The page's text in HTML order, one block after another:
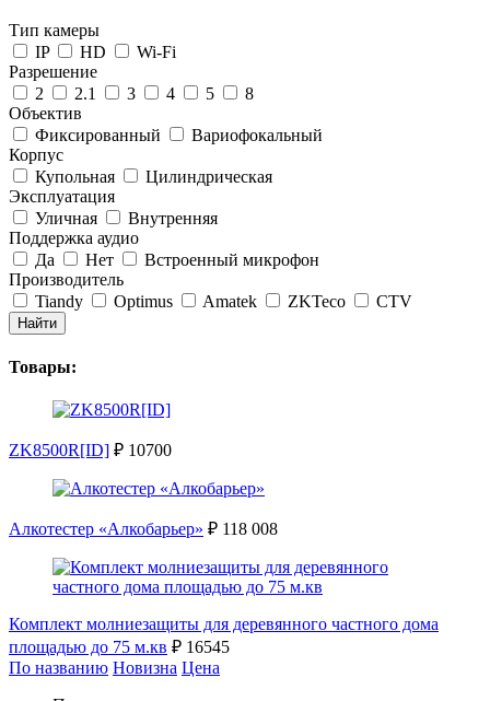
Тип камеры
IP
HD
Wi-Fi
Разрешение
2
2.1 3 4 5
8
Объектив
Фиксированный
Вариофокальный
Корпус
Купольная
Цилиндрическая
Эксплуатация
Уличная
Внутренняя
Поддержка аудио
Да
Нет
Встроенный микрофон
Производитель
Tiandy
Optimus Amatek ZKTeco CTV
Найти
Товары:
ZK8500R[ID] ₽ 10700
Алкотестер «Алкобарьер» ₽ 118 008
Комплект молниезащиты для деревянного частного дома
площадью до 75 м.кв ₽ 16545
По названию Новизна Цена